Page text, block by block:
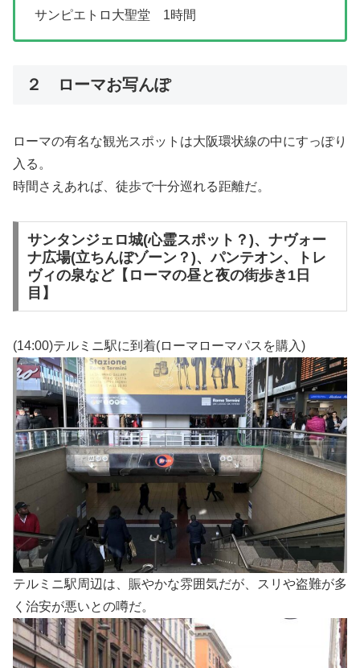
サンピエトロ大聖堂 1時間
２ ローマお写んぽ
ローマの有名な観光スポットは大阪環状線の中にすっぽり
入る。
時間さえあれば、徒歩で十分巡れる距離だ。
サンタンジェロ城(心霊スポット？)、ナヴォー
ナ広場(立ちんぼゾーン？)、パンテオン、トレ
ヴィの泉など【ローマの昼と夜の街歩き1日
目】
(14:00)テルミニ駅に到着(ローマローマパスを購入)
テルミニ駅周辺は、賑やかな雰囲気だが、スリや盗難が多
く治安が悪いとの噂だ。